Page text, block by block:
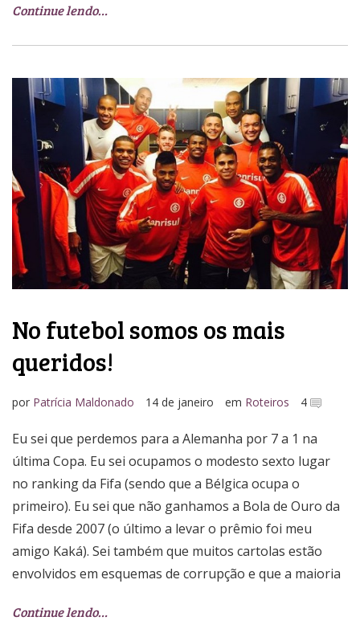
Continue lendo…
No futebol somos os mais
queridos!
por Patrícia Maldonado 14 de janeiro em Roteiros 4
Eu sei que perdemos para a Alemanha por 7 a 1 na
última Copa. Eu sei ocupamos o modesto sexto lugar
no ranking da Fifa (sendo que a Bélgica ocupa o
primeiro). Eu sei que não ganhamos a Bola de Ouro da
Fifa desde 2007 (o último a levar o prêmio foi meu
amigo Kaká). Sei também que muitos cartolas estão
envolvidos em esquemas de corrupção e que a maioria
Continue lendo…